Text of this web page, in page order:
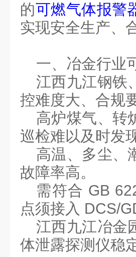
的可燃气体报警
实现安全生产、
一、 冶金行业
江西九江钢铁
控难度大、合规
高炉煤气、转
巡检难以及时发
高温、多尘、
故障率高。
需符合 GB
点须接入 DCS/
江西九江冶金
体泄露探测仪稳